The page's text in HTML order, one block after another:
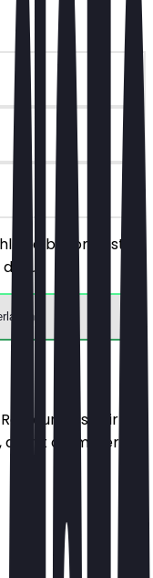
und bekommst
Wir
damit du immer